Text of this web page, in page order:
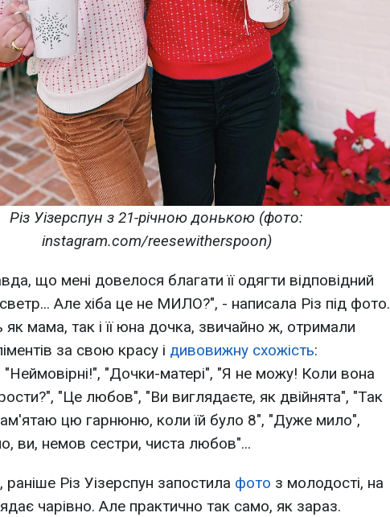
Різ Уізерспун з 21-річною донькою (фото:
instagram.com/reesewitherspoon)
що мені довелося благати її одягти відповідний
Але хіба це не МИЛО?", - написала Різ під фото.
як мама, так і її юна дочка, звичайно ж, отримали
за свою красу і дивовижну схожість:
"Неймовірні!", "Дочки-матері", "Я не можу! Коли вона
"Це любов", "Ви виглядаєте, як двійнята", "Так
цю гарнюню, коли їй було 8", "Дуже мило",
ви, немов сестри, чиста любов"...
Різ Уізерспун запостила фото з молодості, на
чарівно. Але практично так само, як зараз.